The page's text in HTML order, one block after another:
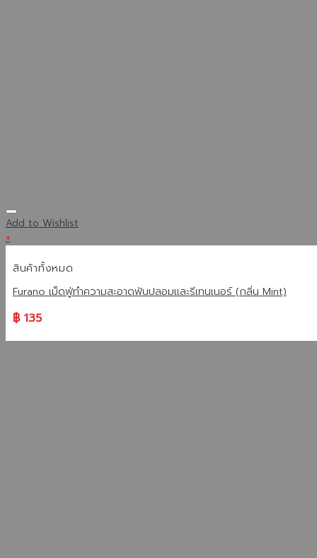
Add to Wishlist
+
สินค้าทั้งหมด
Furano เม็ดฟู่ทำความสะอาดฟันปลอมและรีเทนเนอร์ (กลิ่น Mint)
฿135